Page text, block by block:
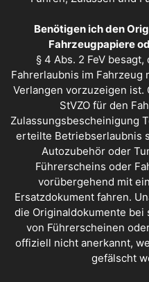
Benötigen ich den
Fahrzeugpapiere
§ 4 Abs. 2 FeV
Fahrerlaubnis im
Verlangen vorzuzeigen ist.
StVZO für den
Zulassungsbescheinigung
erteilte Betriebserlaubnis
Autozubehör oder
Führerscheins oder
vorübergehend mit
Ersatzdokument fahren.
die Originaldokumente bei
von Führerscheinen
offiziell nicht anerkannt,
gefälscht